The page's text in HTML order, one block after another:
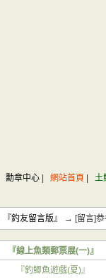
勳章中心 網站首頁 土
『釣友留言版』 → [留言]恭
『線上魚類郵票展(一)』
『釣鯽魚遊戲(夏)』